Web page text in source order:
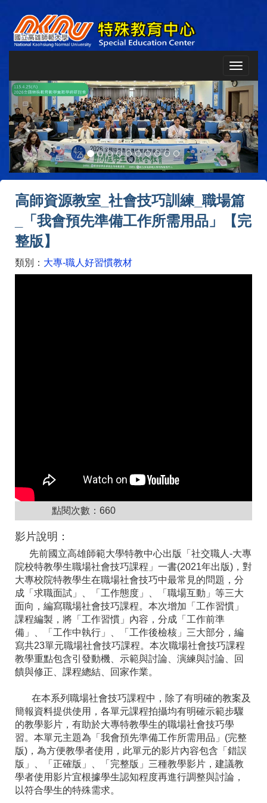
Toggle
Previous Next
高師資源教室_社會技巧訓練_職場篇
_「我會預先準備工作所需用品」【完
整版】
類別： 大專-職人好習慣教材
點閱次數： 660
影片說明：
先前國立高雄師範大學特教中心出版「社交職人-大專
院校特教學生職場社會技巧課程」一書(2021年出版)，對
大專校院特教學生在職場社會技巧中最常見的問題，分
成「求職面試」、「工作態度」、「職場互動」等三大
面向，編寫職場社會技巧課程。本次增加「工作習慣」
課程編製，將「工作習慣」內容，分成「工作前準
備」、「工作中執行」、「工作後檢核」三大部分，編
寫共23單元職場社會技巧課程。本次職場社會技巧課程
教學重點包含引發動機、示範與討論、演練與討論、回
饋與修正、課程總結、回家作業。
在本系列職場社會技巧課程中，除了有明確的教案及
簡報資料提供使用，各單元課程拍攝均有明確示範步驟
的教學影片，有助於大專特教學生的職場社會技巧學
習。本單元主題為「我會預先準備工作所需用品」(完整
版)，為方便教學者使用，此單元的影片內容包含「錯誤
版」、「正確版」、「完整版」三種教學影片，建議教
學者使用影片宜根據學生認知程度再進行調整與討論，
以符合學生的特殊需求。